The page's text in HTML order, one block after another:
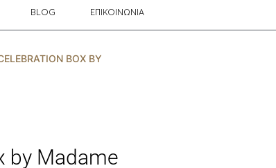
BLOG EΠΙΚΟΙΝΩΝΙΑ
BOX BY
by Madame